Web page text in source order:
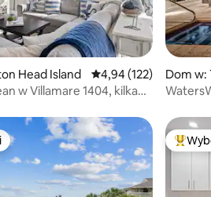
recenzji: 168
Head Island Średnia ocena: 4,94
4,94 (122)
w Villamare 1404, kilka
Dom w: